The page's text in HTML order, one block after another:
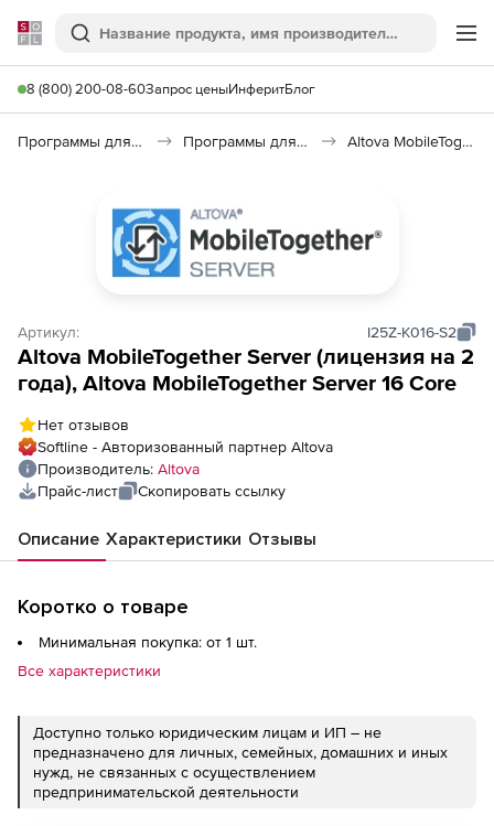
Softline
Поиск
8 (800) 200-08-60Запрос ценыИнферитБлог
Программы для смартфонов Программы для коммуникации для смартфонов Altova MobileTogether Server
Артикул: I25Z-K016-S2
Altova MobileTogether Server (лицензия на 2
года), Altova MobileTogether Server 16 Core
Нет отзывов
Softline - Авторизованный партнер Altova
Производитель: Altova
Прайс-лист
Скопировать ссылку
Описание Характеристики Отзывы
Коротко о товаре
Минимальная покупка: от 1 шт.
Все характеристики
Доступно только юридическим лицам и ИП – не
предназначено для личных, семейных, домашних и иных
нужд, не связанных с осуществлением
предпринимательской деятельности